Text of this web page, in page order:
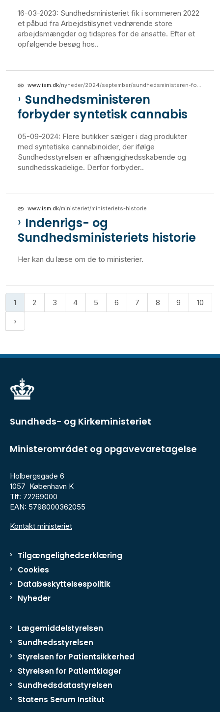
16-03-2023: Sundhedsministeriet fik i sommeren 2022
et påbud fra Arbejdstilsynet vedrørende store
arbejdsmængder og tidspres for de ansatte. Efter et
opfølgende besøg hos..
www.ism.dk/nyheder/2024/september/sundhedsministeren-forbyder-syntetisk-cannabis
Sundhedsministeren
forbyder syntetisk cannabis
05-09-2024: Flere butikker sælger i dag produkter
med syntetiske cannabinoider, der ifølge
Sundhedsstyrelsen er afhængighedsskabende og
sundhedsskadelige. Derfor forbyder..
www.ism.dk/ministeriet/ministeriets-historie
Indenrigs- og
Sundhedsministeriets historie
Her kan du læse om de to ministerier.
1 2 3 4 5 6 7 8 9 10
Sundheds- og Kirkeministeriet
Ministerområdet og opgavevaretagelse
Holbergsgade 6
1057 København K
Tlf: 72269000
EAN: 5798000362055
Kontakt ministeriet
Tilgængelighedserklæring
Cookies
Databeskyttelsespolitik
Nyheder
Lægemiddelstyrelsen
Sundhedsstyrelsen
Styrelsen for Patientsikkerhed
Styrelsen for Patientklager
Sundhedsdatastyrelsen
Statens Serum Institut